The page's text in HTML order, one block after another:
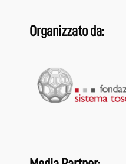
Organizzato da: